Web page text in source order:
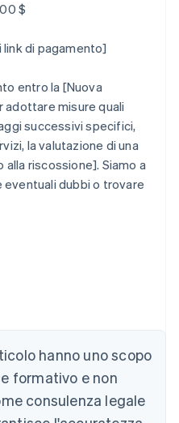
$
di pagamento]
entro la [Nuova
misure quali
successivi specifici,
la valutazione di una
riscossione]. Siamo a
eventuali dubbi o trovare
hanno uno scopo
formativo e non
consulenza legale